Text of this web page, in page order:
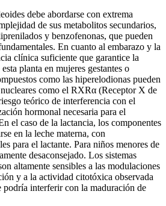
debe abordarse con extrema
de sus metabolitos secundarios,
y benzofenonas, que pueden
En cuanto al embarazo y la
clínica suficiente que garantice la
planta en mujeres gestantes o
como las hiperelodionas pueden
como el RXRα (Receptor X de
teórico de interferencia con el
hormonal necesaria para el
el caso de la lactancia, los componentes
en la leche materna, con
para el lactante. Para niños menores de
desaconsejado. Los sistemas
altamente sensibles a las modulaciones
y a la actividad citotóxica observada
interferir con la maduración de